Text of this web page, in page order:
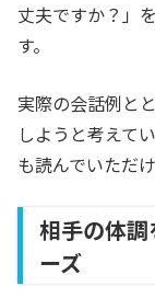
丈夫ですか？」
す。
実際の会話例と
しようと考えて
も読んでいただ
相手の体
ーズ